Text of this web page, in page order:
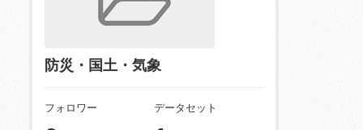
防災・国土・気象
フォロワー データセット